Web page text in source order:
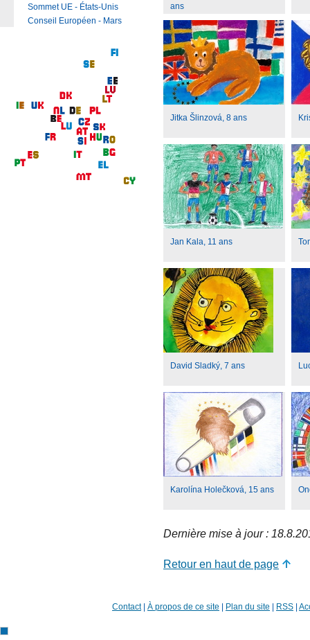
ans
Jitka Šlinzová, 8 ans
Jan Kala, 11 ans
David Sladký, 7 ans
Karolína Holečková, 15 ans
Dernière mise à jour :
Retour en haut de page
Sommet UE - États-Unis
Conseil Européen - Mars
Contact| À propos de ce site | Plan du site | RSS |